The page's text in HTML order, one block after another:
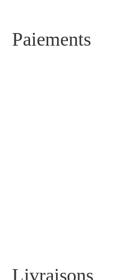
Paiements
Livraisons